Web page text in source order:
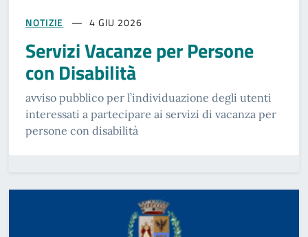
NOTIZIE 4 GIU 2026
Servizi Vacanze per Persone
con Disabilità
avviso pubblico per l’individuazione degli utenti
interessati a partecipare ai servizi di vacanza per
persone con disabilità